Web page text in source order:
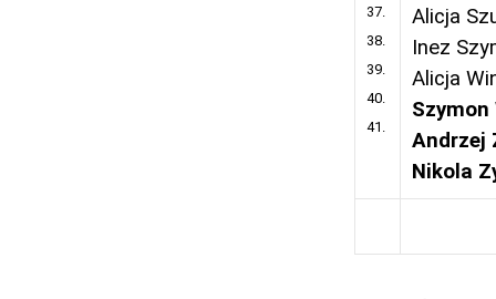
37.
38.
39.
40.
41.
Alicja
Inez
Alicja
Andrzej
Nikola